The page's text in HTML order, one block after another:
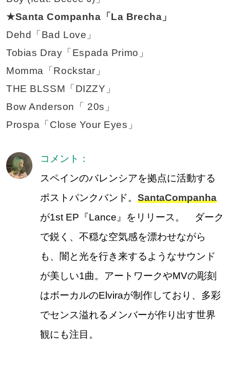
★Santa Companha「La Brecha」
Dehd「Bad Love」
Tobias Dray「Espada Primo」
Momma「Rockstar」
THE BLSSM「DIZZY」
Bow Anderson「 20s」
Prospa「Close Your Eyes」
コメント：
スペインのバレンシアを拠点に活動する
ポストパンクバンド。 SantaCompanha
が1st EP『Lance』をリリース。 ダーク
で鋭く、不穏な空気感を漂わせながら
も、闇と光を行き来するようなサウンド
が美しい1曲。アートワークやMVの彫刻
はボーカルのElviraが制作しており、多彩
でセンス溢れるメンバーが作り出す世界
観にも注目。